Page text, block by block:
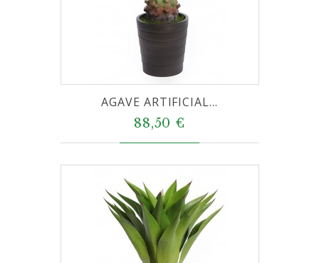
AGAVE ARTIFICIAL...
88,50 €